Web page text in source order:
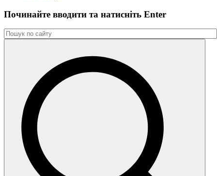
Починайте вводити та натиснiть Enter